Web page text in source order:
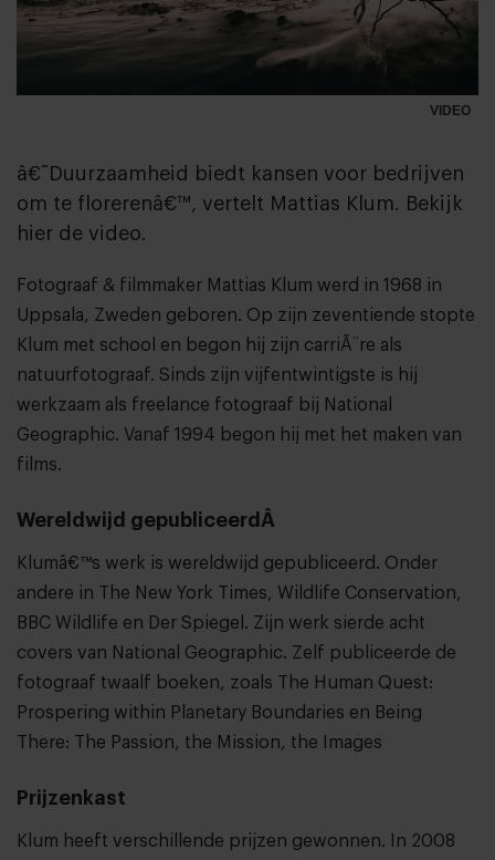
VIDEO
â€˜Duurzaamheid biedt kansen voor bedrijven
om te florerenâ€™, vertelt Mattias Klum. Bekijk
hier de video.
Fotograaf & filmmaker Mattias Klum werd in 1968 in
Uppsala, Zweden geboren. Op zijn zeventiende stopte
Klum met school en begon hij zijn carriÃ¨re als
natuurfotograaf. Sinds zijn vijfentwintigste is hij
werkzaam als freelance fotograaf bij National
Geographic. Vanaf 1994 begon hij met het maken van
films.
Wereldwijd gepubliceerdÂ
Klumâ€™s werk is wereldwijd gepubliceerd. Onder
andere in The New York Times, Wildlife Conservation,
BBC Wildlife en Der Spiegel. Zijn werk sierde acht
covers van National Geographic. Zelf publiceerde de
fotograaf twaalf boeken, zoals The Human Quest:
Prospering within Planetary Boundaries en Being
There: The Passion, the Mission, the Images
Prijzenkast
Klum heeft verschillende prijzen gewonnen. In 2008